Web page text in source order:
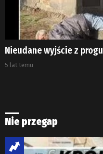
Nieudane wyjście z progu
5 lat temu
Nie przegap